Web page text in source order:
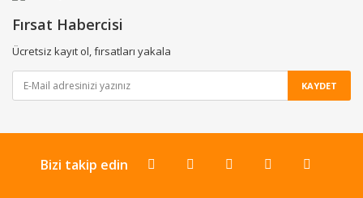
Fırsat Habercisi
Ücretsiz kayıt ol, fırsatları yakala
KAYDET
Bizi takip edin